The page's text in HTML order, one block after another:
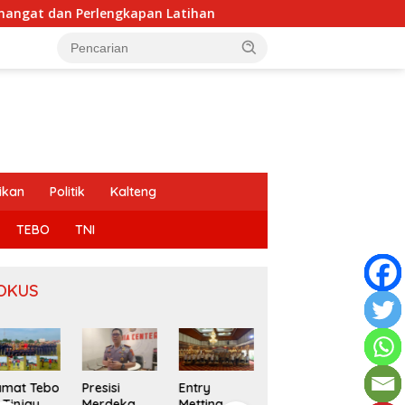
Latihan Presisi Merdeka Run Jambi 2026 Jadi
Politik Kalteng
TEBO TNI
Entry
Ketua